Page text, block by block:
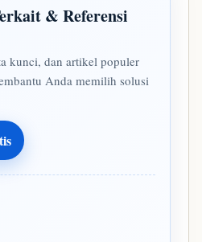
& Referensi
kunci, dan artikel populer
Anda memilih solusi